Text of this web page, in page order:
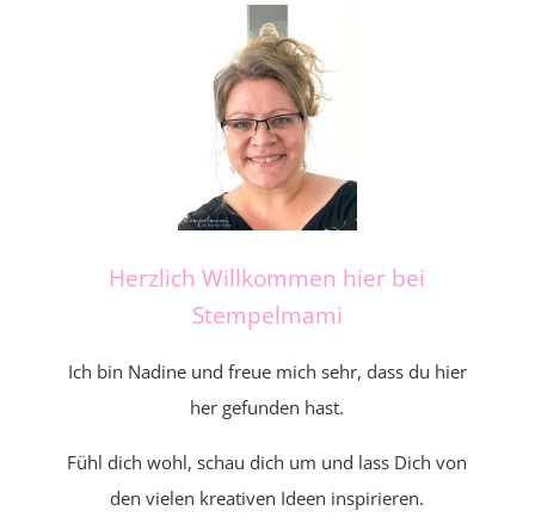
Herzlich Willkommen hier bei
Stempelmami
Ich bin Nadine und freue mich sehr, dass du hier
her gefunden hast.
Fühl dich wohl, schau dich um und lass Dich von
den vielen kreativen Ideen inspirieren.